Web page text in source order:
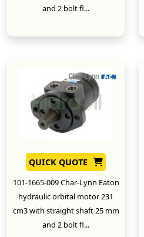
and 2 bolt fl...
QUICK QUOTE
101-1665-009 Char-Lynn Eaton
hydraulic orbital motor 231
cm3 with straight shaft 25 mm
and 2 bolt fl...